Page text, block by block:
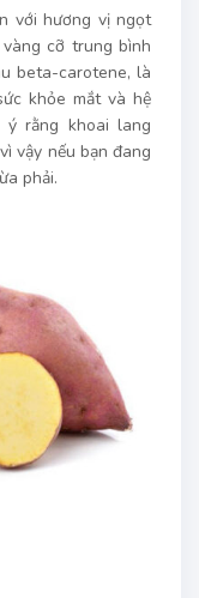
với hương vị ngọt
cỡ trung bình
beta-carotene, là
khỏe mắt và hệ
ý rằng khoai lang
vậy nếu bạn đang
phải.